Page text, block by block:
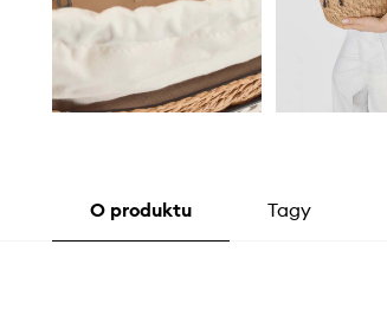
O produktu Tagy